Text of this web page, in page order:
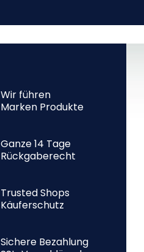
Wir führen
Marken Produkte
Ganze 14 Tage
Rückgaberecht
Trusted Shops
Käuferschutz
Sichere Bezahlung